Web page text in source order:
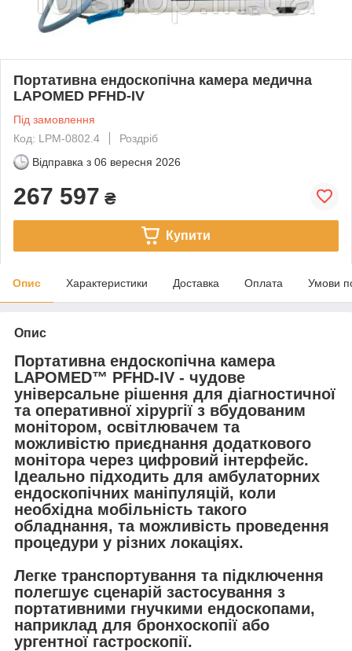
Портативна ендоскопічна камера медична
LAPOMED PFHD-IV
Під замовлення
Код: LPM-0802.4
Роздріб
Відправка з 06 вересня 2026
267 597 ₴
Купити
Опис Характеристики Доставка Оплата Умови
Опис
Портативна ендоскопічна камера
LAPOMED™ PFHD-IV - чудове
універсальне рішення для діагностичної
та оперативної хірургії з вбудованим
монітором, освітлювачем та
можливістю приєднання додаткового
монітора через цифровий інтерфейс.
Ідеально підходить для амбулаторних
ендоскопічних маніпуляцій, коли
необхідна мобільність такого
обладнання, та можливість проведення
процедури у різних локаціях.
Легке транспортування та підключення
полегшує сценарій застосування з
портативними гнучкими ендоскопами,
наприклад для бронхоскопії або
ургентної гастроскопії.